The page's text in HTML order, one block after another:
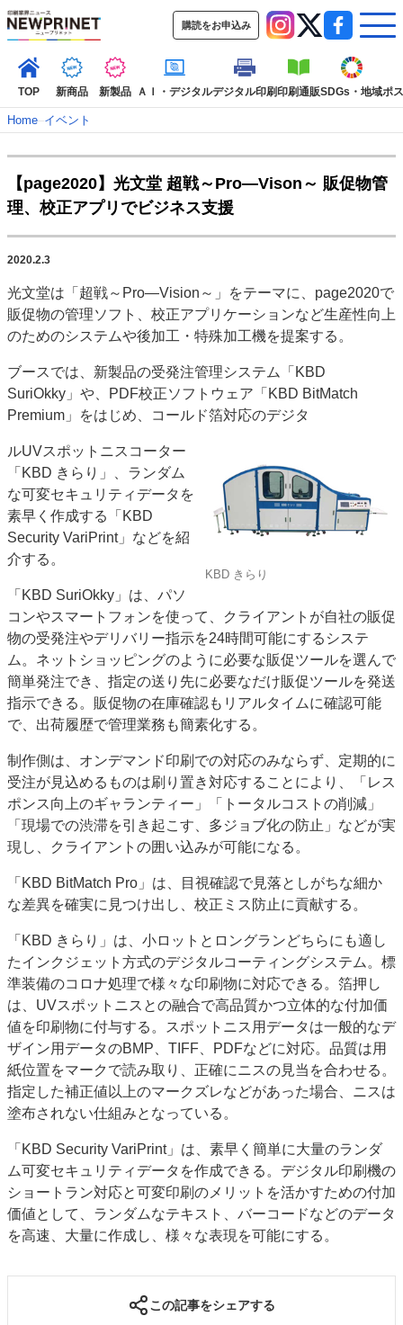
購読をお申込み
TOP 新商品 新製品 ＡＩ・デジタルデジタル印刷印刷通販SDGs・地域ポ
TOP
新着記事 特集記事
動画コンテンツ
インタビュー
コレクション
SDGs・地域
ポストプレス ビジネス イベント 信用情報
業界
市場・統計
人事・移転・異動・訃報
特集記事カテゴリー一覧
2022 見える化・MIS特集
特集・デジタル印刷 アイデアで勝負！ ～多様なビジネス・多彩な商材～
JAPAN PACK 2023 特集
中古印刷機・製本機特集
特集・デジタル印刷 ～ 新成長軌道を描く
案内
発刊案内
JFPI印刷用語集 印刷機材年鑑
会社案内
購読・購入申し込み
お問い合わせ
Home–イベント
【page2020】光文堂 超戦～Pro―Vison～ 販促物管
理、校正アプリでビジネス支援
2020.2.3
光文堂は「超戦～Pro―Vision～」をテーマに、page2020で
販促物の管理ソフト、校正アプリケーションなど生産性向上
のためのシステムや後加工・特殊加工機を提案する。
ブースでは、新製品の受発注管理システム「KBD
SuriOkky」や、PDF校正ソフトウェア「KBD BitMatch
Premium」をはじめ、コールド箔対応のデジタ
KBD きらり
ルUVスポットニスコーター
「KBD きらり」、ランダム
な可変セキュリティデータを
素早く作成する「KBD
Security VariPrint」などを紹
介する。
「KBD SuriOkky」は、パソ
コンやスマートフォンを使って、クライアントが自社の販促
物の受発注やデリバリー指示を24時間可能にするシステ
ム。ネットショッピングのように必要な販促ツールを選んで
簡単発注でき、指定の送り先に必要なだけ販促ツールを発送
指示できる。販促物の在庫確認もリアルタイムに確認可能
で、出荷履歴で管理業務も簡素化する。
制作側は、オンデマンド印刷での対応のみならず、定期的に
受注が見込めるものは刷り置き対応することにより、「レス
ポンス向上のギャランティー」「トータルコストの削減」
「現場での渋滞を引き起こす、多ジョブ化の防止」などが実
現し、クライアントの囲い込みが可能になる。
「KBD BitMatch Pro」は、目視確認で見落としがちな細か
な差異を確実に見つけ出し、校正ミス防止に貢献する。
「KBD きらり」は、小ロットとロングランどちらにも適し
たインクジェット方式のデジタルコーティングシステム。標
準装備のコロナ処理で様々な印刷物に対応できる。箔押し
は、UVスポットニスとの融合で高品質かつ立体的な付加価
値を印刷物に付与する。スポットニス用データは一般的なデ
ザイン用データのBMP、TIFF、PDFなどに対応。品質は用
紙位置をマークで読み取り、正確にニスの見当を合わせる。
指定した補正値以上のマークズレなどがあった場合、ニスは
塗布されない仕組みとなっている。
「KBD Security VariPrint」は、素早く簡単に大量のランダ
ム可変セキュリティデータを作成できる。デジタル印刷機の
ショートラン対応と可変印刷のメリットを活かすための付加
価値として、ランダムなテキスト、バーコードなどのデータ
を高速、大量に作成し、様々な表現を可能にする。
この記事をシェアする